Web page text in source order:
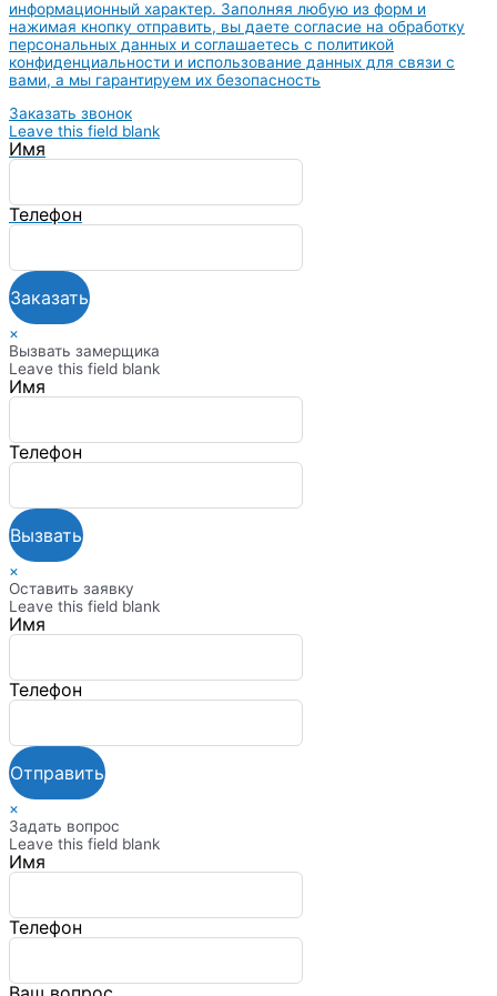
информационный характер. Заполняя любую из форм и
нажимая кнопку отправить, вы даете согласие на обработку
персональных данных и соглашаетесь c политикой
конфиденциальности и использование данных для связи с
вами, а мы гарантируем их безопасность
Заказать звонок
Leave this field blank
Имя
Телефон
×
Вызвать замерщика
Leave this field blank
Имя
Телефон
×
Оставить заявку
Leave this field blank
Имя
Телефон
×
Задать вопрос
Leave this field blank
Имя
Телефон